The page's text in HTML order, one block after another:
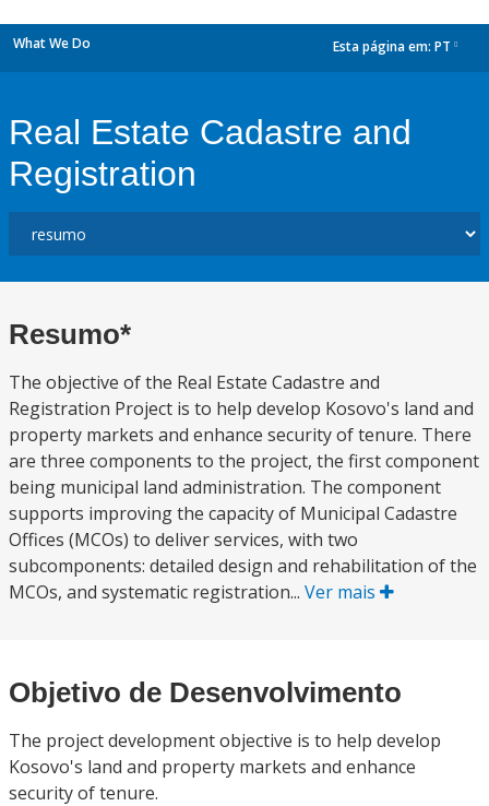
What We Do Esta página em: PT
Real Estate Cadastre and
Registration
Resumo*
The objective of the Real Estate Cadastre and
Registration Project is to help develop Kosovo's land and
property markets and enhance security of tenure. There
are three components to the project, the first component
being municipal land administration. The component
supports improving the capacity of Municipal Cadastre
Offices (MCOs) to deliver services, with two
subcomponents: detailed design and rehabilitation of the
MCOs, and systematic registration... Ver mais
Objetivo de Desenvolvimento
The project development objective is to help develop
Kosovo's land and property markets and enhance
security of tenure.